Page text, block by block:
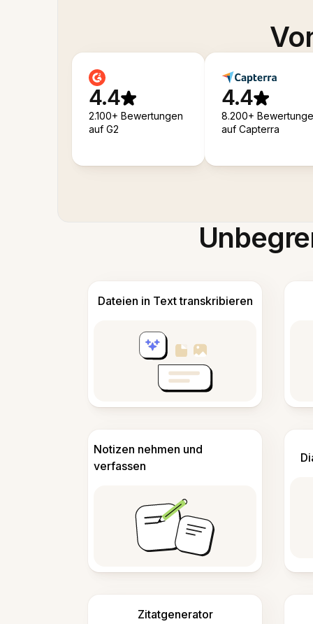
4.4
2.100+ Bewertungen
auf G2
4.4
8.200+
auf Capterra
Dateien in Text transkribieren
Notizen nehmen und
verfassen
Zitatgenerator